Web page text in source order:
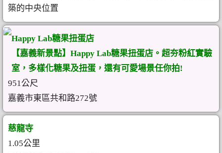
築的中央位置
Happy Lab糖果扭蛋店
【嘉義新景點】Happy Lab糖果扭蛋店。超夯粉紅實驗
室，多樣化糖果及扭蛋，還有可愛場景任你拍!
951公尺
嘉義市東區共和路272號
慈龍寺
1.05公里